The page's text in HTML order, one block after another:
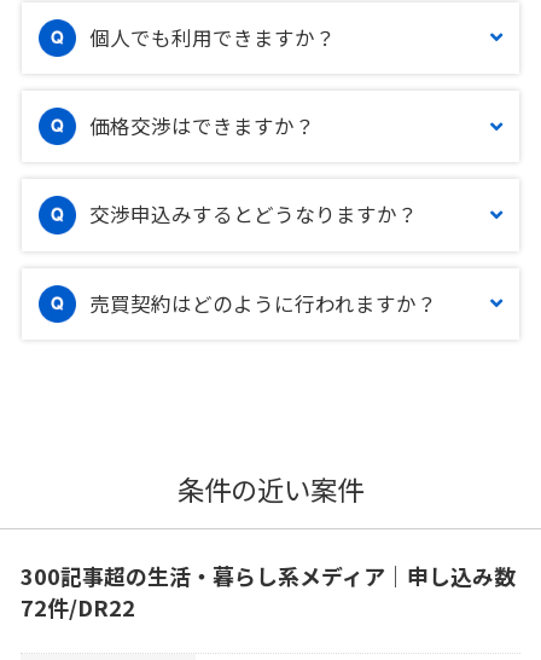
個人でも利用できますか？
価格交渉はできますか？
交渉申込みするとどうなりますか？
売買契約はどのように行われますか？
条件の近い案件
300記事超の生活・暮らし系メディア｜申し込み数
72件/DR22